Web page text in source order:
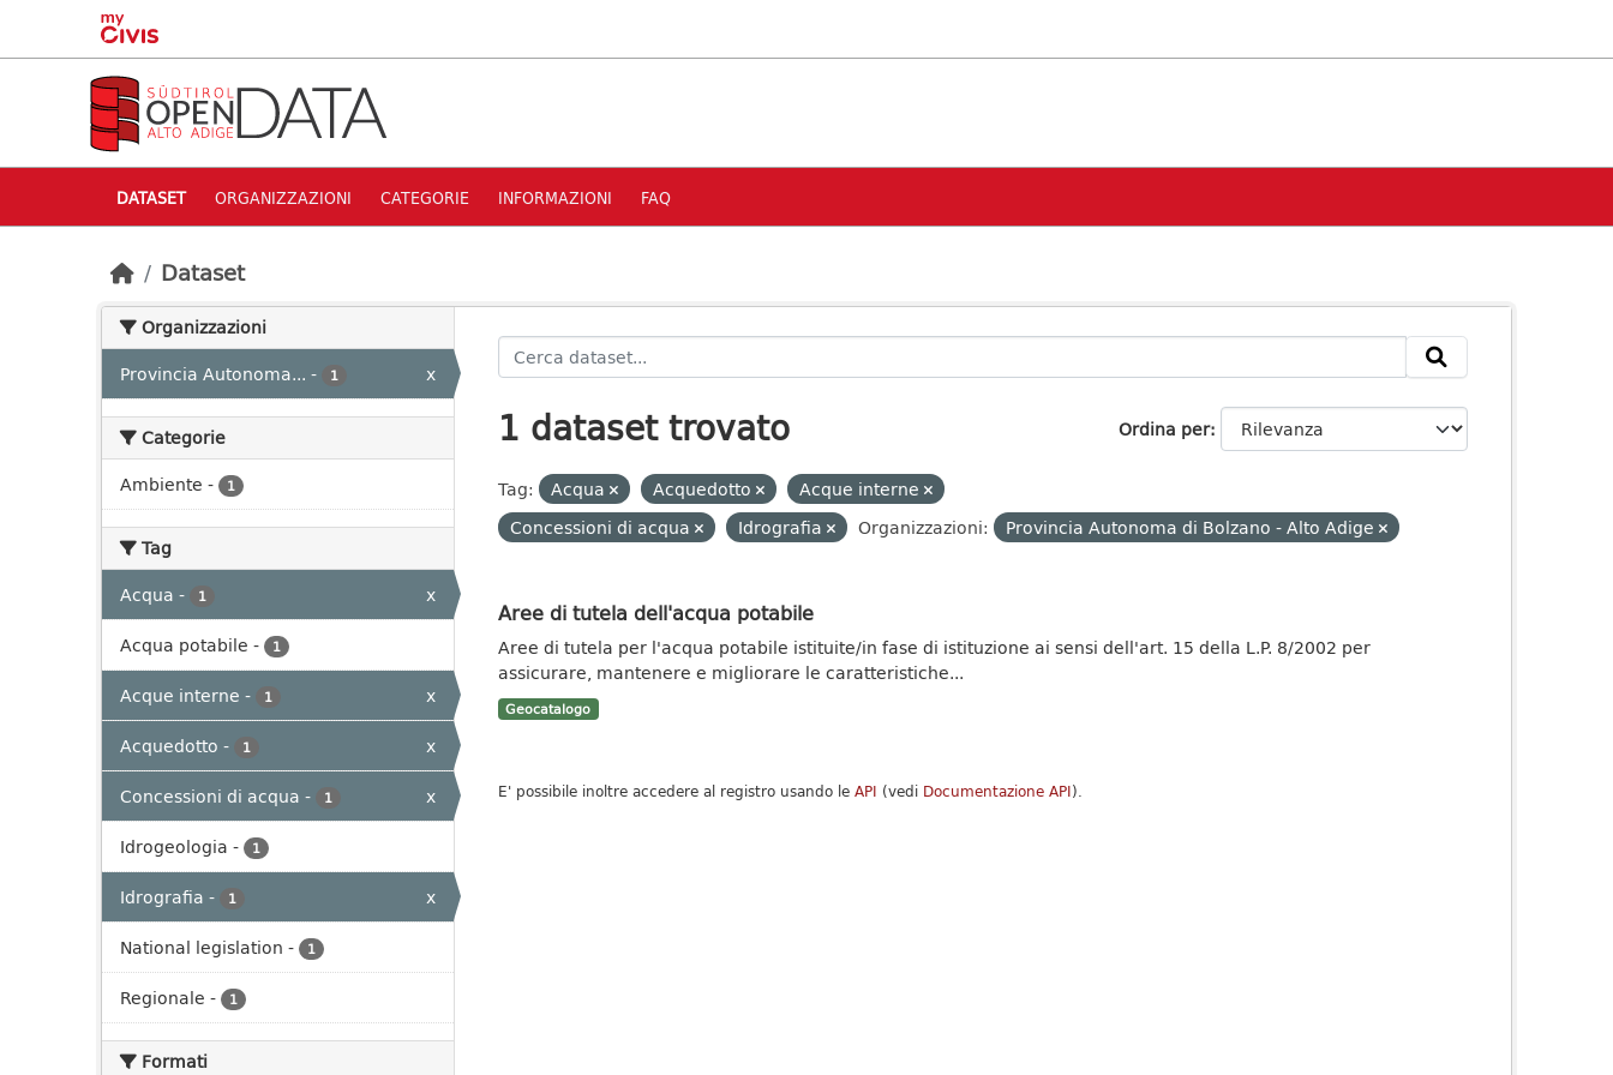
Skip to main content
DATASET ORGANIZZAZIONI CATEGORIE INFORMAZIONI FAQ
Dataset
Organizzazioni
Provincia Autonoma... - 1 x
Categorie
Ambiente - 1
Tag
Acqua - 1
x
Acqua potabile - 1
Acque interne - 1
x
Acquedotto - 1
x
Concessioni di acqua - 1
x
Idrogeologia - 1
Idrografia - 1
x
National legislation - 1
Regionale - 1
Formati
Ordina per
1 dataset trovato
Tag: Acqua Acquedotto
Acque interne
Concessioni di acqua
Idrografia Organizzazioni: Provincia Autonoma di Bolzano - Alto Adige
Aree di tutela dell'acqua potabile
Aree di tutela per l'acqua potabile istituite/in fase di istituzione ai sensi dell'art. 15 della L.P. 8/2002 per
assicurare, mantenere e migliorare le caratteristiche...
Geocatalogo
E' possibile inoltre accedere al registro usando le API (vedi Documentazione API).